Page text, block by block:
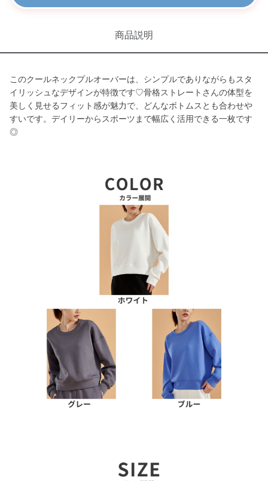
商品説明
このクールネックプルオーバーは、シンプルでありながらもスタ
イリッシュなデザインが特徴です♡骨格ストレートさんの体型を
美しく見せるフィット感が魅力で、どんなボトムスとも合わせや
すいです。デイリーからスポーツまで幅広く活用できる一枚です
◎